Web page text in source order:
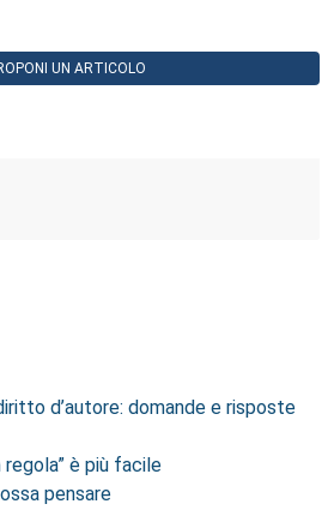
UN ARTICOLO
d’autore: domande e risposte
regola” è più facile
pensare